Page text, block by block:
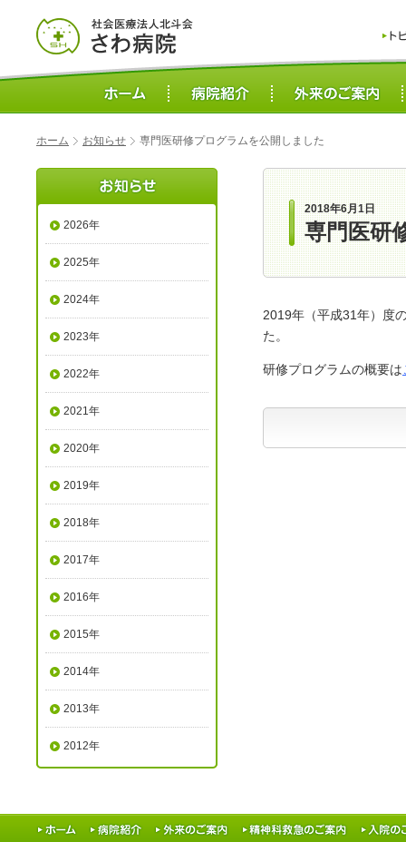
ホーム お知らせ 専門医研修プログラムを公開しました
2018年6月1日
専門医研
2019年（平成31年）度
た。
研修プログラムの概要は
2026年
2025年
2024年
2023年
2022年
2021年
2020年
2019年
2018年
2017年
2016年
2015年
2014年
2013年
2012年